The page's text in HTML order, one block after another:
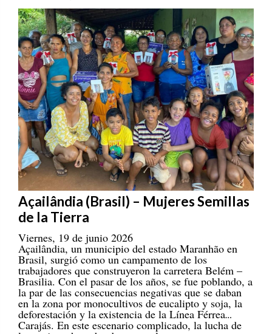
Açailândia (Brasil) – Mujeres Semillas
de la Tierra
Viernes, 19 de junio 2026
Açailândia, un municipio del estado Maranhão en
Brasil, surgió como un campamento de los
trabajadores que construyeron la carretera Belém –
Brasilia. Con el pasar de los años, se fue poblando, a
la par de las consecuencias negativas que se daban
en la zona por monocultivos de eucalipto y soja, la
deforestación y la existencia de la Línea Férrea
Carajás. En este escenario complicado, la lucha de
las mujeres ha cobrado gran valor.